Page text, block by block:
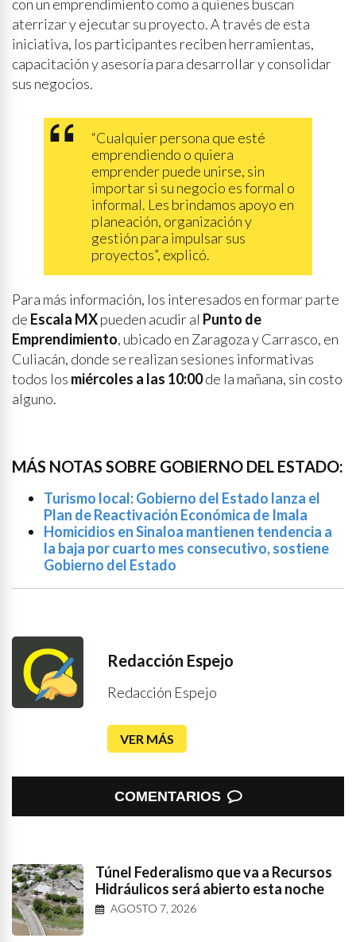
con un emprendimiento como a quienes buscan
aterrizar y ejecutar su proyecto. A través de esta
iniciativa, los participantes reciben herramientas,
capacitación y asesoría para desarrollar y consolidar
sus negocios.
“Cualquier persona que esté
emprendiendo o quiera
emprender puede unirse, sin
importar si su negocio es formal o
informal. Les brindamos apoyo en
planeación, organización y
gestión para impulsar sus
proyectos”, explicó.
Para más información, los interesados en formar parte
de Escala MXpueden acudir al Punto de
Emprendimiento, ubicado en Zaragoza y Carrasco, en
Culiacán, donde se realizan sesiones informativas
todos los miércoles a las 10:00de la mañana, sin costo
alguno.
MÁS NOTAS SOBRE GOBIERNO DEL ESTADO:
Turismo local: Gobierno del Estado lanza el
Plan de Reactivación Económica de Imala
Homicidios en Sinaloa mantienen tendencia a
la baja por cuarto mes consecutivo, sostiene
Gobierno del Estado
Redacción Espejo
Redacción Espejo
VER MÁS
COMENTARIOS
Túnel Federalismo que va a Recursos
Hidráulicos será abierto esta noche
AGOSTO 7, 2026